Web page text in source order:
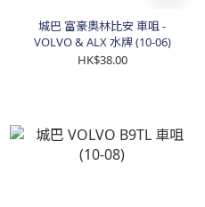
城巴 富豪奧林比安 車咀 -
VOLVO & ALX 水牌 (10-06)
HK$38.00